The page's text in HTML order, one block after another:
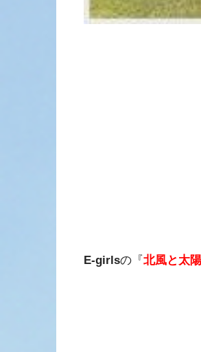
E-girlsの『北風と太陽